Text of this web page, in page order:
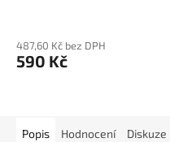
produktu
je
487,60 Kč bez DPH
590 Kč
Popis Hodnocení Diskuze